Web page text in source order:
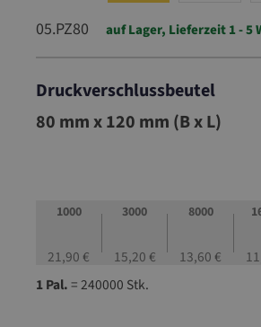
05.PZ80 auf Lager, Lieferzeit 1 - 5
Druckverschlussbeutel
05.PZ80
80 mm x 120 mm (B x L)
1000
21,90 €
3000
15,20 €
8000
13,60 €
1 Pal.= 240000 Stk.